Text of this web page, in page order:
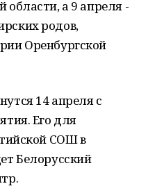
а 9 апреля -
родов,
Оренбургской
14 апреля с
Его для
СОШ в
Белорусский